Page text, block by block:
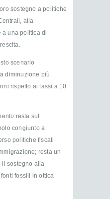
sostegno a politiche
alla
a una politica di
scenario
diminuzione più
rispetto ai tassi a 10
resta sul
congiunto a
politiche fiscali
resta un
il sostegno alla
fossili in ottica